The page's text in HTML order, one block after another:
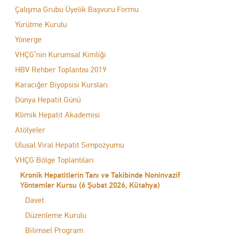
Çalışma Grubu Üyelik Başvuru Formu
Yürütme Kurulu
Yönerge
VHÇG’nin Kurumsal Kimliği
HBV Rehber Toplantısı 2019
Karaciğer Biyopsisi Kursları
Dünya Hepatit Günü
Klimik Hepatit Akademisi
Atölyeler
Ulusal Viral Hepatit Simpozyumu
VHÇG Bölge Toplantıları
Kronik Hepatitlerin Tanı ve Takibinde Noninvazif
Yöntemler Kursu (6 Şubat 2026, Kütahya)
Davet
Düzenleme Kurulu
Bilimsel Program